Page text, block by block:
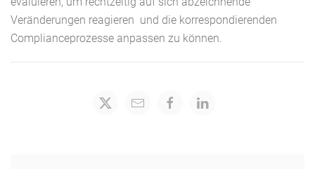
Veränderungen reagieren und die korrespondierenden
Complianceprozesse anpassen zu können.